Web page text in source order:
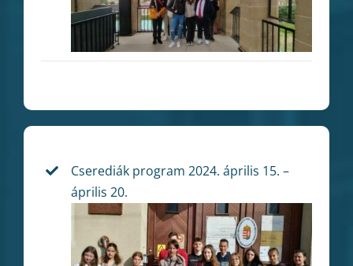
Cserediák program 2024. április 15. –
április 20.